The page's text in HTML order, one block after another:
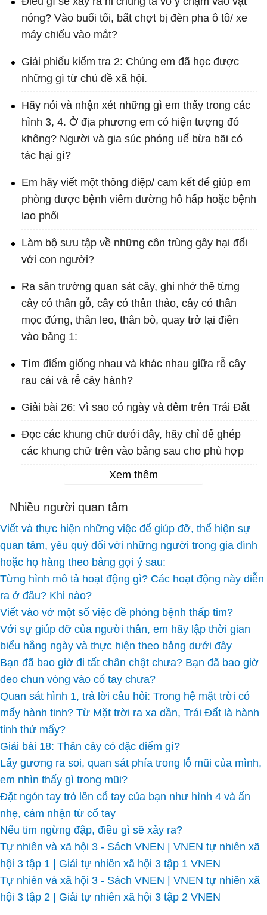
nóng? Vào buổi tối, bất chợt bị đèn pha ô tô/ xe
máy chiếu vào mắt?
Giải phiếu kiểm tra 2: Chúng em đã học được
những gì từ chủ đề xã hội.
Hãy nói và nhận xét những gì em thấy trong các
hình 3, 4. Ở địa phương em có hiện tượng đó
không? Người và gia súc phóng uế bừa bãi có
tác hại gì?
Em hãy viết một thông điệp/ cam kết để giúp em
phòng được bệnh viêm đường hô hấp hoặc bệnh
lao phổi
Làm bộ sưu tập về những côn trùng gây hại đối
với con người?
Ra sân trường quan sát cây, ghi nhớ thê từng
cây có thân gỗ, cây có thân thảo, cây có thân
mọc đứng, thân leo, thân bò, quay trở lại điền
vào bảng 1:
Tìm điểm giống nhau và khác nhau giữa rễ cây
rau cải và rễ cây hành?
Giải bài 26: Vì sao có ngày và đêm trên Trái Đất
Đọc các khung chữ dưới đây, hãy chỉ để ghép
các khung chữ trên vào bảng sau cho phù hợp
Xem thêm
Nhiều người quan tâm
Viết và thực hiện những việc để giúp đỡ, thể hiện sự
quan tâm, yêu quý đối với những người trong gia đình
hoặc họ hàng theo bảng gợi ý sau:
Từng hình mô tả hoạt động gì? Các hoạt động này diễn
ra ở đâu? Khi nào?
Viết vào vở một số việc đề phòng bệnh thấp tim?
Với sự giúp đỡ của người thân, em hãy lập thời gian
biểu hằng ngày và thực hiện theo bảng dưới đây
Bạn đã bao giờ đi tất chân chật chưa? Bạn đã bao giờ
đeo chun vòng vào cổ tay chưa?
Quan sát hình 1, trả lời câu hỏi: Trong hệ mặt trời có
mấy hành tinh? Từ Mặt trời ra xa dần, Trái Đất là hành
tinh thứ mấy?
Giải bài 18: Thân cây có đặc điểm gì?
Lấy gương ra soi, quan sát phía trong lỗ mũi của mình,
em nhìn thấy gì trong mũi?
Đặt ngón tay trỏ lên cổ tay của bạn như hình 4 và ấn
nhẹ, cảm nhận từ cổ tay
Nếu tim ngừng đập, điều gì sẽ xảy ra?
Tự nhiên và xã hội 3 - Sách VNEN | VNEN tự nhiên xã
hội 3 tập 1 | Giải tự nhiên xã hội 3 tập 1 VNEN
Tự nhiên và xã hội 3 - Sách VNEN | VNEN tự nhiên xã
hội 3 tập 2 | Giải tự nhiên xã hội 3 tập 2 VNEN